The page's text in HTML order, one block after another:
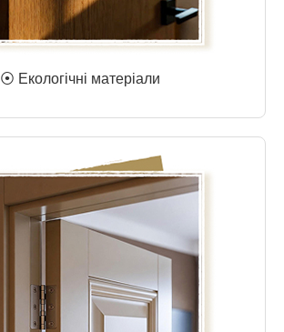
⦿ Екологічні матеріали